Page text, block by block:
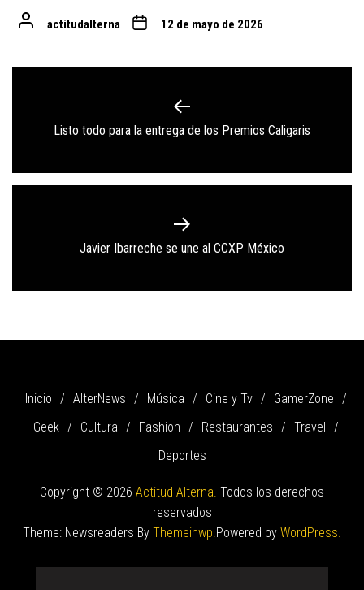
actitudalterna 12 de mayo de 2026
entradas
Previous
Listo todo para la entrega de los Premios Caligaris
Next
Javier Ibarreche se une al CCXP México
Inicio AlterNews Música Cine y Tv
GamerZone
Geek
Cultura Fashion Restaurantes
Travel
Deportes
Copyright © 2026 Actitud Alterna. Todos los derechos
reservados
Theme: Newsreaders By Themeinwp.Powered by WordPress.